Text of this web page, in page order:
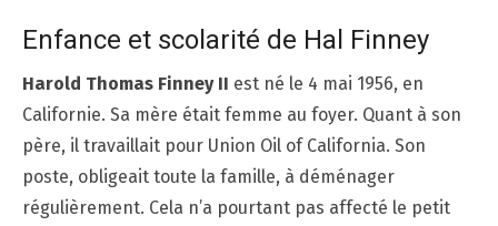
Enfance et scolarité de Hal Finney
Harold Thomas Finney II est né le 4 mai 1956, en
Californie. Sa mère était femme au foyer. Quant à son
père, il travaillait pour Union Oil of California. Son
poste, obligeait toute la famille, à déménager
régulièrement. Cela n’a pourtant pas affecté le petit